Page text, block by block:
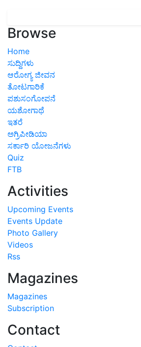
Browse
Home
ಸುದ್ದಿಗಳು
ಆರೋಗ್ಯ ಜೀವನ
ತೋಟಗಾರಿಕೆ
ಪಶುಸಂಗೋಪನೆ
ಯಶೋಗಾಥೆ
ಇತರೆ
ಅಗ್ರಿಪೀಡಿಯಾ
ಸರ್ಕಾರಿ ಯೋಜನೆಗಳು
Quiz
FTB
Activities
Upcoming Events
Events Update
Photo Gallery
Videos
Rss
Magazines
Magazines
Subscription
Contact